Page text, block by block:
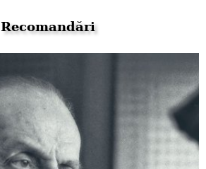
Recomandări